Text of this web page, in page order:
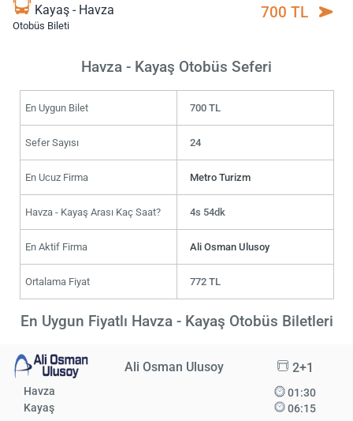
Kayaş - Havza
Otobüs Bileti
700 TL
Havza - Kayaş Otobüs Seferi
En Uygun Bilet 700 TL
Sefer Sayısı 24
En Ucuz Firma Metro Turizm
Havza - Kayaş Arası Kaç Saat? 4s 54dk
En Aktif Firma Ali Osman Ulusoy
Ortalama Fiyat 772 TL
En Uygun Fiyatlı Havza - Kayaş Otobüs Biletleri
Ali Osman Ulusoy 2+1
Havza
Kayaş
01:30
06:15